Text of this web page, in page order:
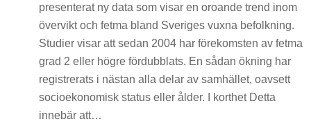
presenterat ny data som visar en oroande trend inom
övervikt och fetma bland Sveriges vuxna befolkning.
Studier visar att sedan 2004 har förekomsten av fetma
grad 2 eller högre fördubblats. En sådan ökning har
registrerats i nästan alla delar av samhället, oavsett
socioekonomisk status eller ålder. I korthet Detta
innebär att…